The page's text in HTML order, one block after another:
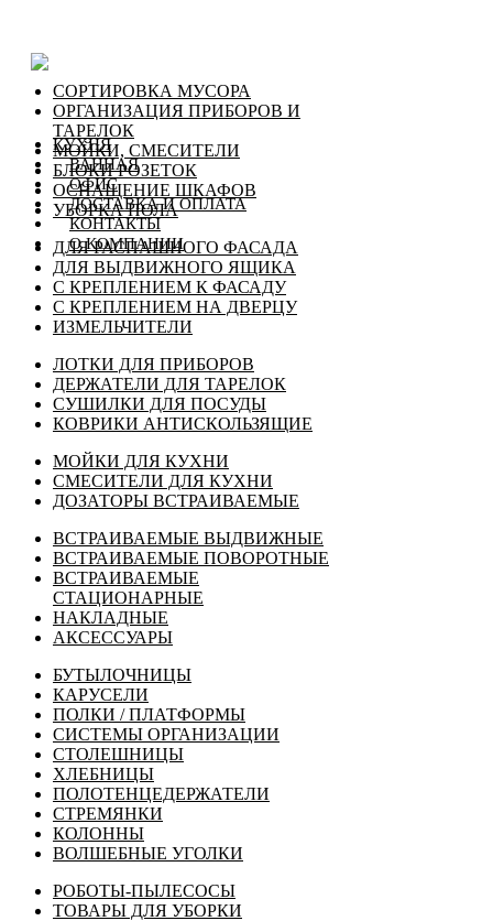
КУХНЯ
ВАННАЯ
ОФИС
ДОСТАВКА И ОПЛАТА
КОНТАКТЫ
О КОМПАНИИ
СОРТИРОВКА МУСОРА
ОРГАНИЗАЦИЯ ПРИБОРОВ И
ТАРЕЛОК
МОЙКИ, СМЕСИТЕЛИ
БЛОКИ РОЗЕТОК
ОСНАЩЕНИЕ ШКАФОВ
УБОРКА ПОЛА
ДЛЯ РАСПАШНОГО ФАСАДА
ДЛЯ ВЫДВИЖНОГО ЯЩИКА
С КРЕПЛЕНИЕМ К ФАСАДУ
С КРЕПЛЕНИЕМ НА ДВЕРЦУ
ИЗМЕЛЬЧИТЕЛИ
ЛОТКИ ДЛЯ ПРИБОРОВ
ДЕРЖАТЕЛИ ДЛЯ ТАРЕЛОК
СУШИЛКИ ДЛЯ ПОСУДЫ
КОВРИКИ АНТИСКОЛЬЗЯЩИЕ
МОЙКИ ДЛЯ КУХНИ
СМЕСИТЕЛИ ДЛЯ КУХНИ
ДОЗАТОРЫ ВСТРАИВАЕМЫЕ
ВСТРАИВАЕМЫЕ ВЫДВИЖНЫЕ
ВСТРАИВАЕМЫЕ ПОВОРОТНЫЕ
ВСТРАИВАЕМЫЕ
СТАЦИОНАРНЫЕ
НАКЛАДНЫЕ
АКСЕССУАРЫ
БУТЫЛОЧНИЦЫ
КАРУСЕЛИ
ПОЛКИ / ПЛАТФОРМЫ
СИСТЕМЫ ОРГАНИЗАЦИИ
СТОЛЕШНИЦЫ
ХЛЕБНИЦЫ
ПОЛОТЕНЦЕДЕРЖАТЕЛИ
СТРЕМЯНКИ
КОЛОННЫ
ВОЛШЕБНЫЕ УГОЛКИ
РОБОТЫ-ПЫЛЕСОСЫ
ТОВАРЫ ДЛЯ УБОРКИ